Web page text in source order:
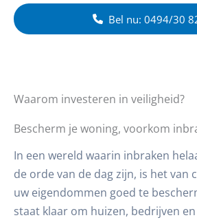
Bel nu: 0494/30
Waarom investeren in veiligheid?
Bescherm je woning, voorkom
In een wereld waarin inbraken
de orde van de dag zijn, is het van
uw eigendommen goed te
staat klaar om huizen, bedrijven